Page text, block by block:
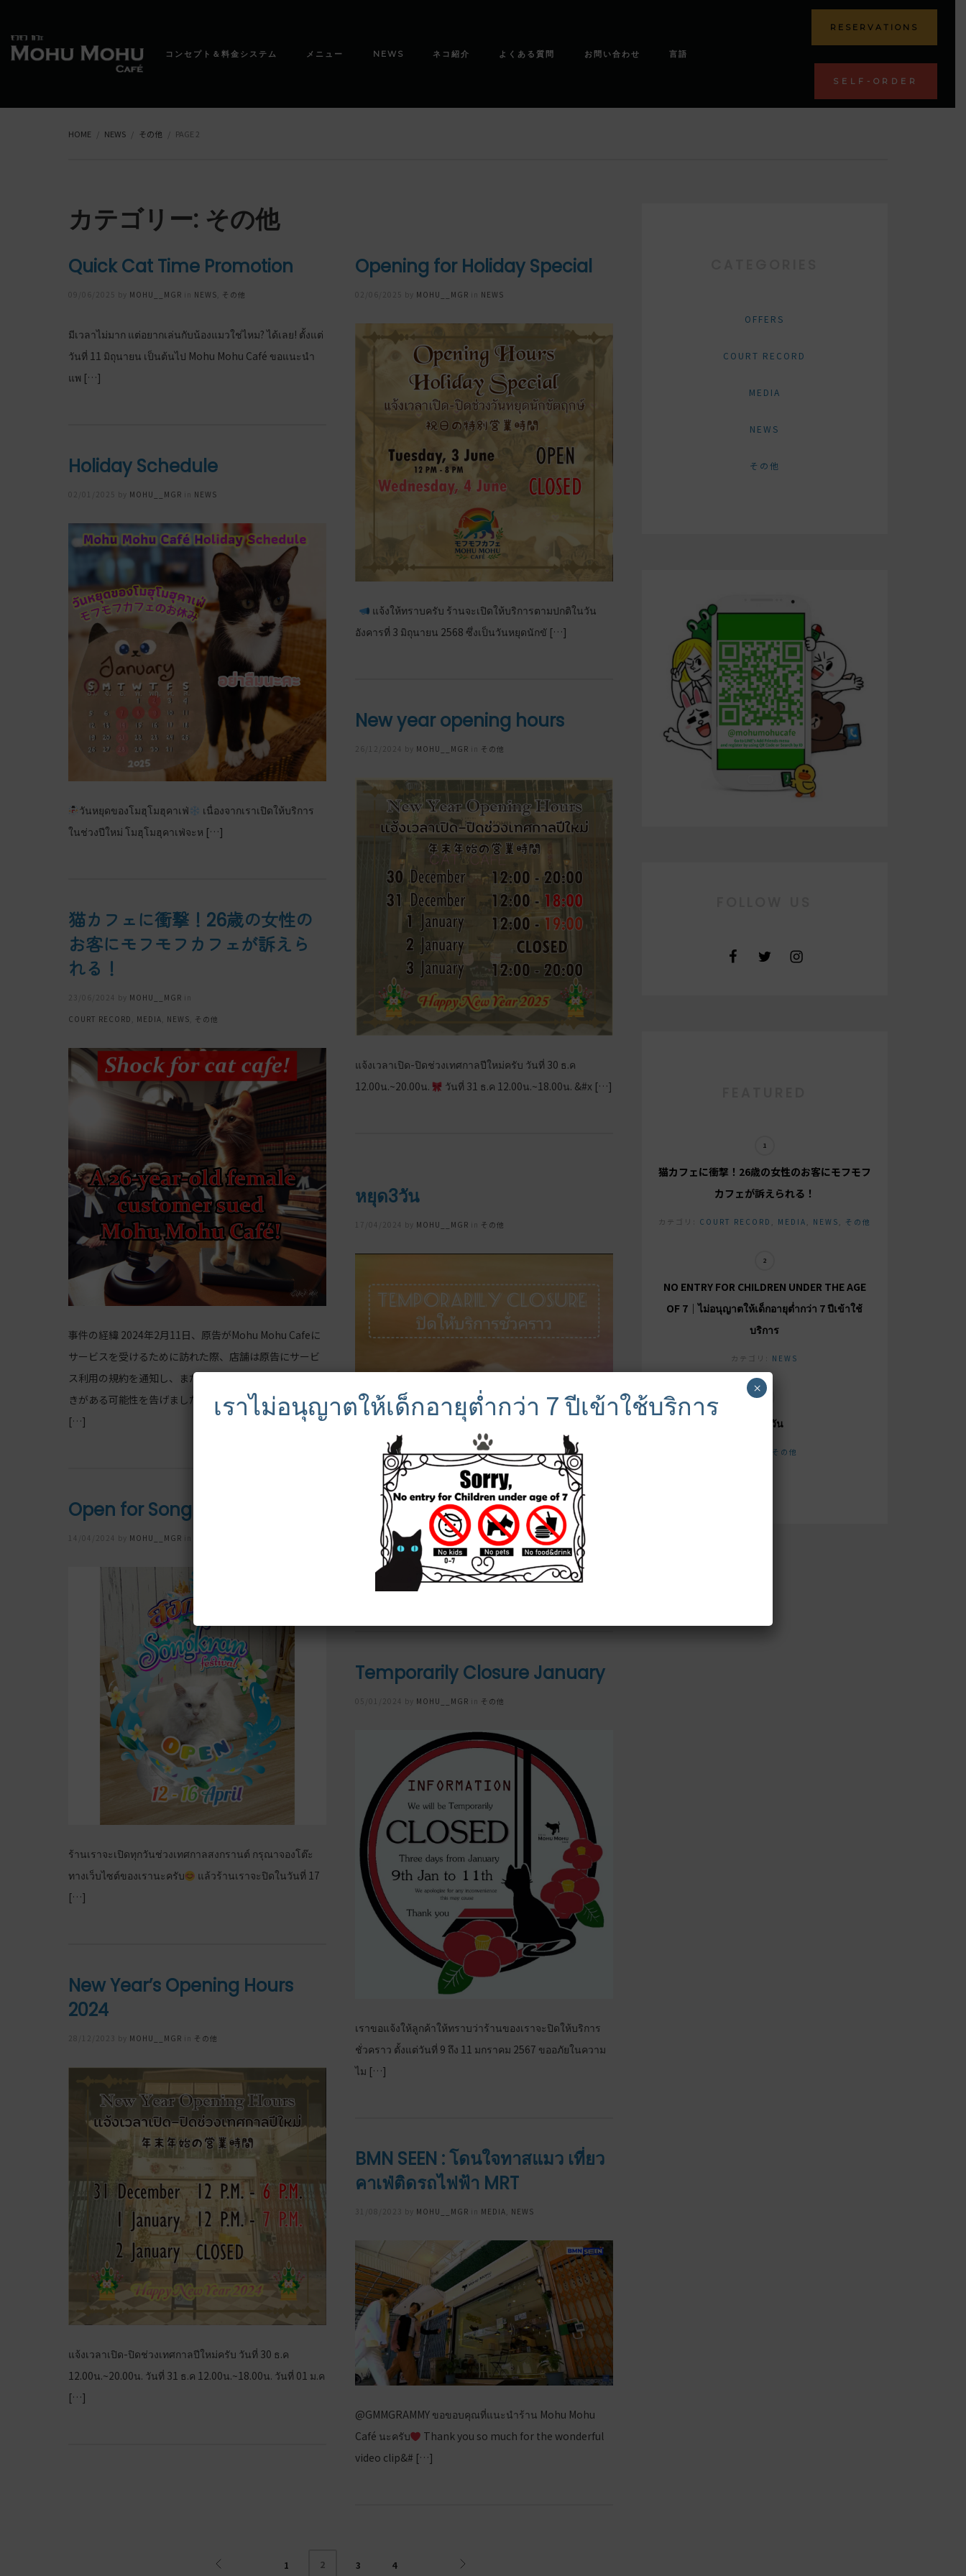
コンセプト＆料金システム メニュー NEWS ネコ紹介 よくある質問 お問い合わせ 言語
RESERVATIONS
SELF-ORDER
HOME NEWS その他 PAGE 2
カテゴリー: その他
Quick Cat Time Promotion
Posted
09/06/2025 by MOHU__MGR in NEWS その他
มีเวลาไม่มาก แต่อยากเล่นกับน้องแมวใช่ไหม? ได้เลย! ตั้งแต่
วันที่ 11 มิถุนายน เป็นต้นไป Mohu Mohu Café ขอแนะนำ
แพ […]
Opening for Holiday Special
Posted
02/06/2025 by MOHU__MGR in NEWS
แจ้งให้ทราบครับ ร้านจะเปิดให้บริการตามปกติในวัน
อังคารที่ 3 มิถุนายน 2568 ซึ่งเป็นวันหยุดนักขั […]
Holiday Schedule
Posted
02/01/2025 by MOHU__MGR in NEWS
วันหยุดของโมฮุโมฮุคาเฟ่
เนื่องจากเราเปิดให้บริการ
ในช่วงปีใหม่ โมฮุโมฮุคาเฟ่จะห […]
New year opening hours
Posted
26/12/2024 by MOHU__MGR in その他
แจ้งเวลาเปิด-ปิดช่วงเทศกาลปีใหม่ครับ วันที่ 30 ธ.ค
12.00น.~20.00น.
วันที่ 31 ธ.ค 12.00น.~18.00น. &#x […]
猫カフェに衝撃！26歳の女性の
お客にモフモフカフェが訴えら
れる！
Posted
on
23/06/2024 by MOHU__MGR in
COURT RECORD
MEDIA NEWS その他
事件の経緯 2024年2月11日、原告がMohu Mohu Cafeに
サービスを受けるために訪れた際、店舗は原告にサービ
ス利用の規約を通知し、また猫による噛み付きや引っ掻
きがある可能性を告げました。利用規約が説明された後
[…]
หยุด3วัน
Posted
17/04/2024 by MOHU__MGR in その他
เราขอแจ้งให้ลูกค้าให้ทราบว่าร้านของเราจะปิดให้บริการ
ชั่วคราว ตั้งแต่วันที่ 17 ถึง 19 เมษายน 2567 ขออภัยในความ
Open for Songkran festival
Posted
14/04/2024 by MOHU__MGR
ร้านเราจะเปิดทุกวันช่วงเทศกาลสงกรานต์ กรุณาจองโต๊ะ
ทางเว็บไซต์ของเรานะครับ
แล้วร้านเราจะปิดในวันที่ 17
[…]
Temporarily Closure January
Posted
05/01/2024 by MOHU__MGR in その他
เราขอแจ้งให้ลูกค้าให้ทราบว่าร้านของเราจะปิดให้บริการ
ชั่วคราว ตั้งแต่วันที่ 9 ถึง 11 มกราคม 2567 ขออภัยในความ
ไม […]
New Year’s Opening Hours
2024
Posted
28/12/2023 by MOHU__MGR in その他
แจ้งเวลาเปิด-ปิดช่วงเทศกาลปีใหม่ครับ วันที่ 30 ธ.ค
12.00น.~20.00น. วันที่ 31 ธ.ค 12.00น.~18.00น. วันที่ 01 ม.ค
[…]
BMN SEEN : โดนใจทาสแมว เที่ยว
คาเฟ่ติดรถไฟฟ้า MRT
Posted
31/08/2023 by MOHU__MGR in MEDIA NEWS
@GMMGRAMMY ขอขอบคุณที่แนะนำร้าน Mohu Mohu
Café นะครับ
Thank you so much for the wonderful
video clip&# […]
1 2 3 4
OFFERS
COURT RECORD
MEDIA
NEWS
その他
猫カフェに衝撃！26歳の女性のお客にモフモフ
カフェが訴えられる！
カテゴリ: COURT RECORD MEDIA NEWS その他
NO ENTRY FOR CHILDREN UNDER THE AGE
OF 7｜ไม่อนุญาตให้เด็กอายุต่ำกว่า 7 ปีเข้าใช้
บริการ
カテゴリ: NEWS
หยุด3วัน
その他
เราไม่อนุญาตให้เด็กอายุต่ำกว่า 7 ปีเข้าใช้บริการ ×